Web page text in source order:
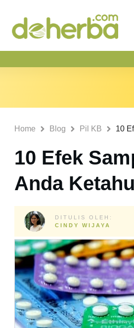
Home Blog Pil KB
10 Efek
Anda
DITULIS OLEH:
CINDY WIJAYA